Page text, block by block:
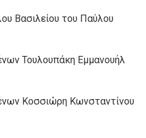
Βασιλείου του Παύλου
Τουλουπάκη Εμμανουήλ
Κοσσιώρη Κωνσταντίνου